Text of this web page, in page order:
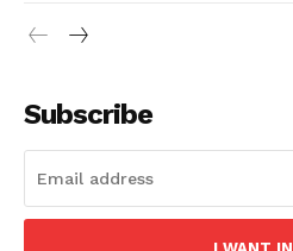
Subscribe